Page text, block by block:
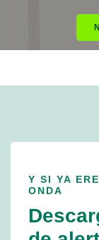
Y SI YA
ONDA